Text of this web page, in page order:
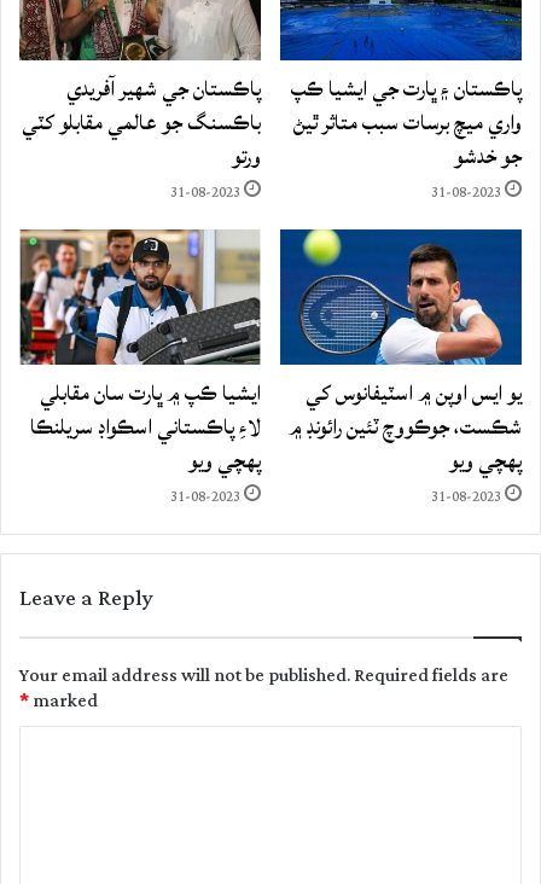
پاڪستان ۽ ڀارت جي ايشيا ڪپ
واري ميچ برسات سبب متاثر ٿيڻ
جو خدشو
31-08-2023
پاڪستان جي شهير آفريدي
باڪسنگ جو عالمي مقابلو کٽي
ورتو
31-08-2023
يو ايس اوپن ۾ اسٽيفانوس کي
شڪست، جوڪووچ ٽئين رائونڊ ۾
پهچي ويو
31-08-2023
ايشيا ڪپ ۾ ڀارت سان مقابلي
لاءِ پاڪستاني اسڪواڊ سريلنڪا
پهچي ويو
31-08-2023
Leave a Reply
Your email address will not be published.Required fields are
marked
*